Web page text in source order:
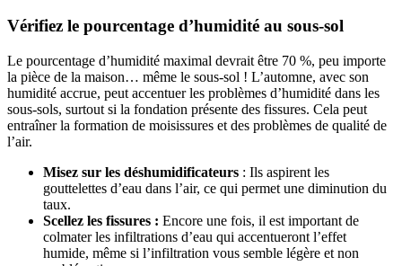
Vérifiez le pourcentage d’humidité au sous-sol
Le pourcentage d’humidité maximal devrait être 70 %, peu importe
la pièce de la maison… même le sous-sol ! L’automne, avec son
humidité accrue, peut accentuer les problèmes d’humidité dans les
sous-sols, surtout si la fondation présente des fissures. Cela peut
entraîner la formation de moisissures et des problèmes de qualité de
l’air.
Misez sur les déshumidificateurs : Ils aspirent les
gouttelettes d’eau dans l’air, ce qui permet une diminution du
taux.
Scellez les fissures : Encore une fois, il est important de
colmater les infiltrations d’eau qui accentueront l’effet
humide, même si l’infiltration vous semble légère et non